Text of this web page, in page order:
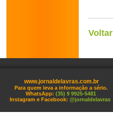
Voltar
www.jornaldelavras.com.br
Para quem leva a informação a sério.
WhatsApp: (35) 9 9925-5481
Instagram e Facebook: @jornaldelavras